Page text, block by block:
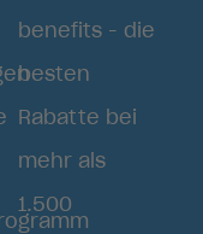
benefits - die
besten
Rabatte bei
mehr als
1.500